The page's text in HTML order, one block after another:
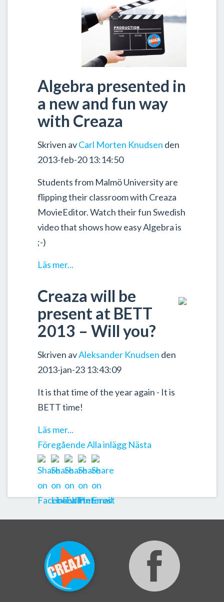
Algebra presented in
a new and fun way
with Creaza
Skriven avCarl Morten Knudsen den
2013-feb-20 13:14:50
Students from Malmö University are
flipping their classroom with Creaza
MovieEditor. Watch their fun Swedish
video that shows how easy Algebra is
;-)
Läs mer...
Creaza will be
present at BETT
2013 – Will you?
Skriven avAleksander Knudsen den
2013-jan-23 13:43:09
It is that time of the year again - It is
BETT time!
Läs mer...
FöregåendeAlla inlägg Nästa